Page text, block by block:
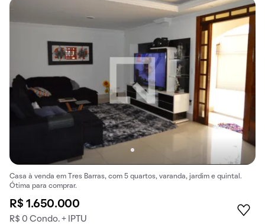
Casa à venda em Tres Barras, com 5 quartos, varanda, jardim e quintal.
Ótima para comprar.
R$ 1.650.000
R$ 0 Condo. + IPTU